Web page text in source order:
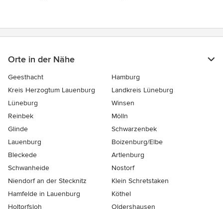
Orte in der Nähe
Geesthacht
Hamburg
Kreis Herzogtum Lauenburg
Landkreis Lüneburg
Lüneburg
Winsen
Reinbek
Mölln
Glinde
Schwarzenbek
Lauenburg
Boizenburg/Elbe
Bleckede
Artlenburg
Schwanheide
Nostorf
Niendorf an der Stecknitz
Klein Schretstaken
Hamfelde in Lauenburg
Köthel
Holtorfsloh
Oldershausen